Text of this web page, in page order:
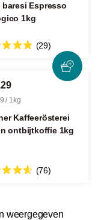
baresi Espresso
1kg
(29)
/ 1kg
Kaffeerösterei
ontbijtkoffie 1kg
(76)
weergegeven